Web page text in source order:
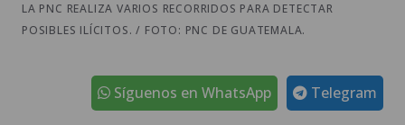
LA PNC REALIZA VARIOS RECORRIDOS PARA DETECTAR
POSIBLES ILÍCITOS. / FOTO: PNC DE GUATEMALA.
Telegram
Síguenos en WhatsApp